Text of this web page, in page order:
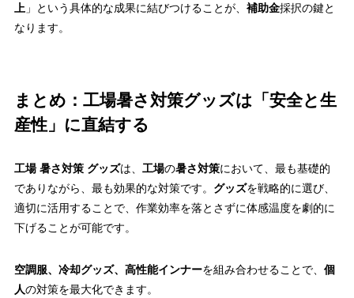
上 」という具体的な成果に結びつけることが、 補助金採択の鍵と
なります。
まとめ：工場暑さ対策グッズは「安全と生
産性」に直結する
工場 暑さ対策 グッズは、 工場の暑さ対策において、最も基礎的
でありながら、最も効果的な対策です。 グッズを戦略的に選び、
適切に活用することで、作業効率を落とさずに体感温度を劇的に
下げることが可能です。
空調服、冷却グッズ、高性能インナーを組み合わせることで、 個
人の対策を最大化できます。